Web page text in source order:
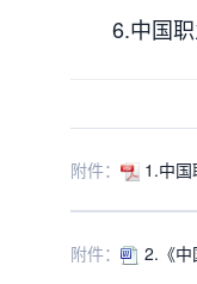
6.中国职
附件： 1.中
附件： 2.《中